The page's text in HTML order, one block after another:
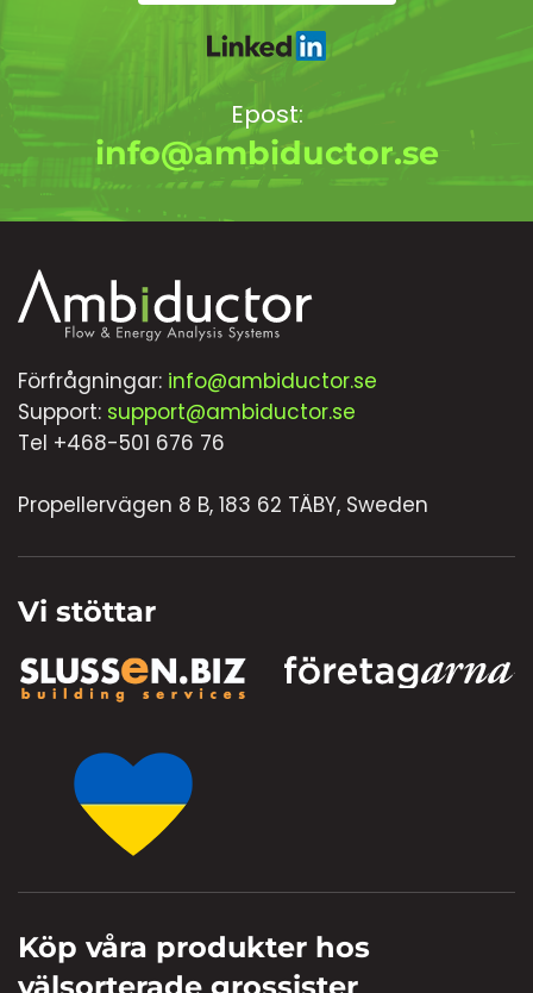
Epost:
info@ambiductor.se
Förfrågningar: info@ambiductor.se
Support: support@ambiductor.se
Tel +468-501 676 76
Propellervägen 8 B, 183 62 TÄBY, Sweden
Vi stöttar
Köp våra produkter hos